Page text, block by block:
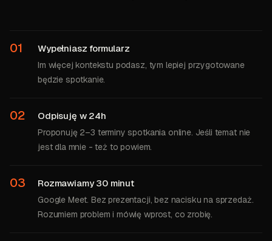
01 Wypełniasz formularz
Im więcej kontekstu podasz, tym lepiej przygotowane
będzie spotkanie.
02 Odpisuję w 24h
Proponuję 2–3 terminy spotkania online. Jeśli temat nie
jest dla mnie - też to powiem.
03 Rozmawiamy 30 minut
Google Meet. Bez prezentacji, bez nacisku na sprzedaż.
Rozumiem problem i mówię wprost, co zrobię.